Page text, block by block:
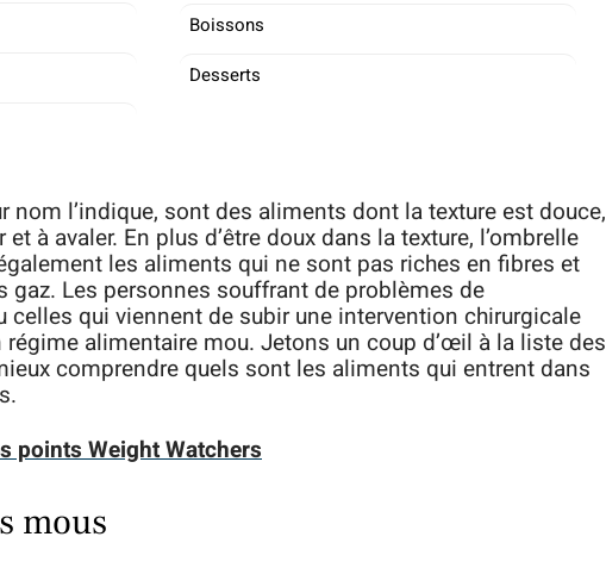
Boissons
Desserts
l’indique, sont des aliments dont la texture est douce,
à avaler. En plus d’être doux dans la texture, l’ombrelle
les aliments qui ne sont pas riches en fibres et
gaz. Les personnes souffrant de problèmes de
qui viennent de subir une intervention chirurgicale
alimentaire mou. Jetons un coup d’œil à la liste des
comprendre quels sont les aliments qui entrent dans
points Weight Watchers
mous